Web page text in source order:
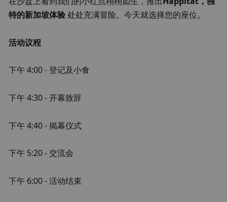
特的新加坡体验 处处充满冒险。今天就选择您的座位。
活动议程
下午 4:00 - 登记及小食
下午 4:30 - 开幕致辞
下午 4:40 - 揭幕仪式
下午 5:20 - 交流会
下午 6:00 - 活动结束